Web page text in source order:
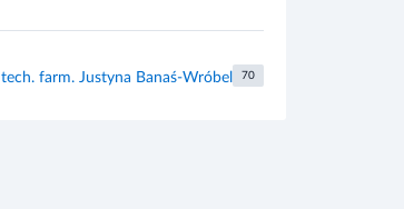
tech. farm. Justyna Banaś-Wróbel 70